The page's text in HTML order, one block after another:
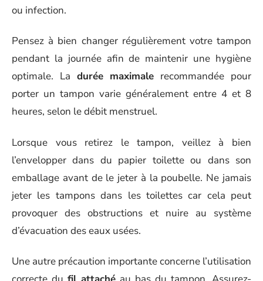
ou infection.
Pensez à bien changer régulièrement votre tampon
pendant la journée afin de maintenir une hygiène
optimale. La durée maximale recommandée pour
porter un tampon varie généralement entre 4 et 8
heures, selon le débit menstruel.
Lorsque vous retirez le tampon, veillez à bien
l’envelopper dans du papier toilette ou dans son
emballage avant de le jeter à la poubelle. Ne jamais
jeter les tampons dans les toilettes car cela peut
provoquer des obstructions et nuire au système
d’évacuation des eaux usées.
Une autre précaution importante concerne l’utilisation